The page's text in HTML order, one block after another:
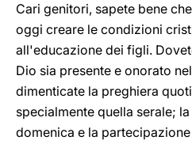
Cari genitori, sapete bene
oggi creare le condizioni
all'educazione dei figli.
Dio sia presente e onorato
dimenticate la preghiera
specialmente quella serale;
domenica e la partecipazione